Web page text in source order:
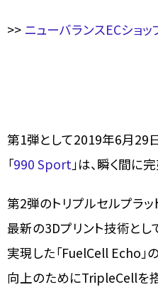
>> ニューバランスECショッ
第1弾として2019年6月29
「990 Sport 」は、瞬く間に
第2弾のトリプルセルプラッ
最新の3Dプリント技術と
実現した「FuelCell Echo」
向上のためにTripleCellを